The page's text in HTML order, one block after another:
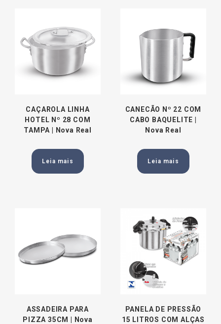
CAÇAROLA LINHA
HOTEL Nº 28 COM
TAMPA | Nova Real
Leia mais
CANECÃO Nº 22 COM
CABO BAQUELITE |
Nova Real
Leia mais
ASSADEIRA PARA
PIZZA 35CM | Nova
PANELA DE PRESSÃO
15 LITROS COM ALÇAS